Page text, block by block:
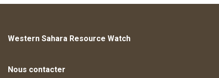
Western Sahara Resource Watch
Nous contacter